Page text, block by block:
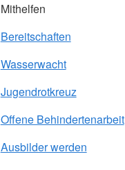
Mithelfen
Bereitschaften
Wasserwacht
Jugendrotkreuz
Offene Behindertenarbeit
Ausbilder werden